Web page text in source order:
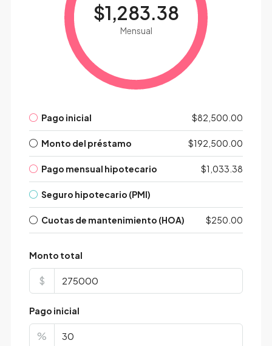
$1,283.38
Mensual
Pago inicial $82,500.00
Monto del préstamo $192,500.00
Pago mensual hipotecario $1,033.38
Seguro hipotecario (PMI)
Cuotas de mantenimiento (HOA) $250.00
Monto total
$
Pago inicial
%